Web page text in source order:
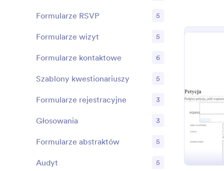
Formularze RSVP 5
Formularze wizyt 5
Formularze kontaktowe 6
Szablony kwestionariuszy 5
Formularze rejestracyjne 3
Głosowania 3
Formularze abstraktów 5
Audyt 5